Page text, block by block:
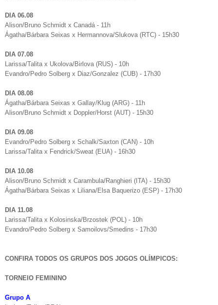
DIA 06.08
Alison/Bruno Schmidt x Canadá - 11h
Ágatha/Bárbara Seixas x Hermannova/Slukova (RTC) - 15h30
DIA 07.08
Larissa/Talita x Ukolova/Birlova (RUS) - 10h
Evandro/Pedro Solberg x Diaz/Gonzalez (CUB) - 17h30
DIA 08.08
Ágatha/Bárbara Seixas x Gallay/Klug (ARG) - 11h
Alison/Bruno Schmidt x Doppler/Horst (AUT) - 15h30
DIA 09.08
Evandro/Pedro Solberg x Schalk/Saxton (CAN) - 10h
Larissa/Talita x Fendrick/Sweat (EUA) - 16h30
DIA 10.08
Alison/Bruno Schmidt x Carambula/Ranghieri (ITA) - 15h30
Ágatha/Bárbara Seixas x Liliana/Elsa Baquerizo (ESP) - 17h30
DIA 11.08
Larissa/Talita x Kolosinska/Brzostek (POL) - 10h
Evandro/Pedro Solberg x Samoilovs/Smedins - 17h30
CONFIRA TODOS OS GRUPOS DOS JOGOS OLÍMPICOS:
TORNEIO FEMININO
Grupo A